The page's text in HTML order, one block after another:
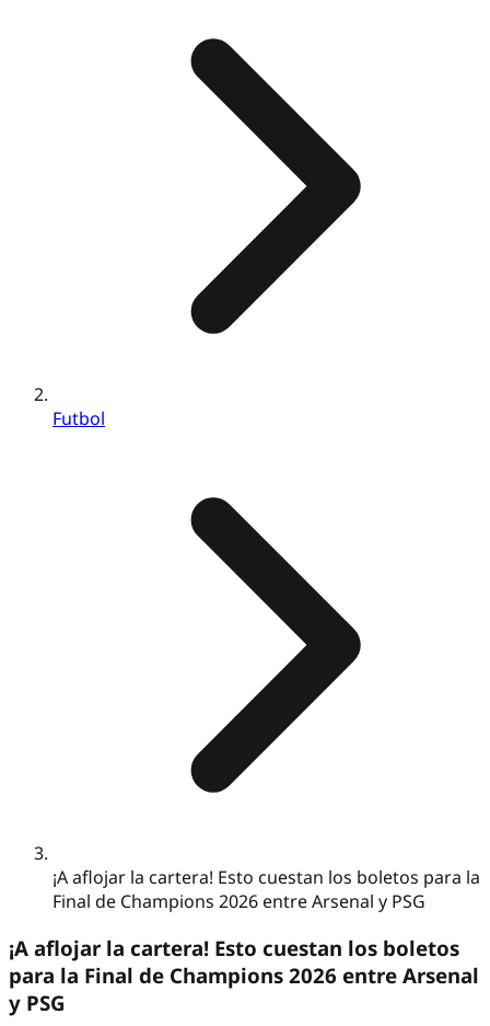
Futbol
¡A aflojar la cartera! Esto cuestan los boletos para la
Final de Champions 2026 entre Arsenal y PSG
¡A aflojar la cartera! Esto cuestan los boletos
para la Final de Champions 2026 entre Arsenal
y PSG